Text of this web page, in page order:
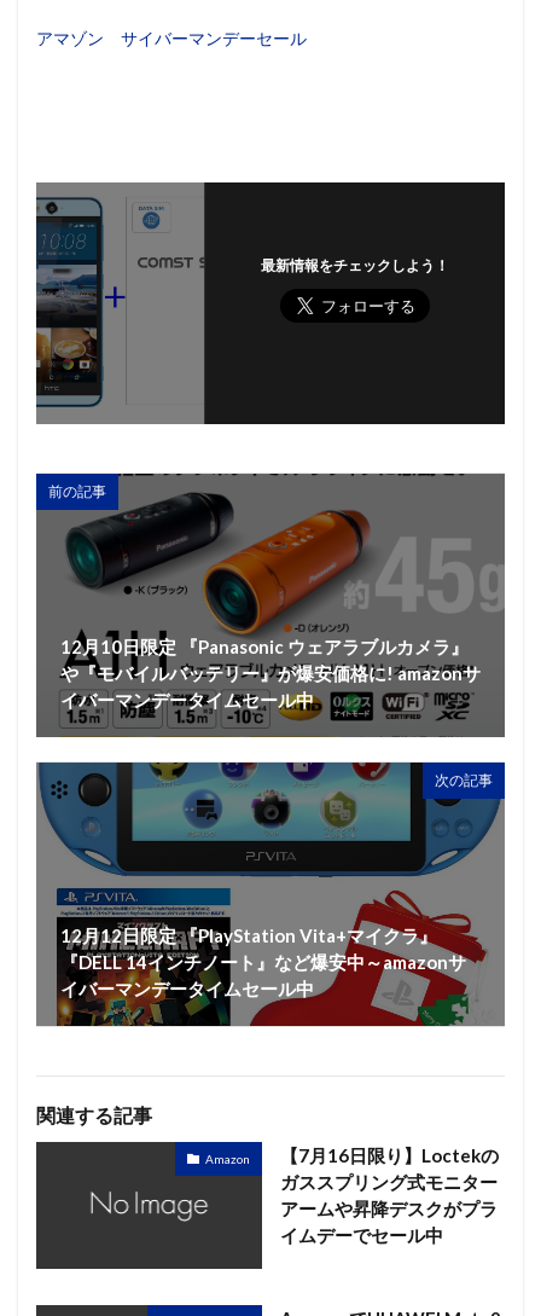
アマゾン サイバーマンデーセール
最新情報をチェックしよう！
前の記事
12月10日限定 『Panasonic ウェアラブルカメラ』
や『モバイルバッテリー』が爆安価格に! amazonサ
イバーマンデータイムセール中
次の記事
12月12日限定 『PlayStation Vita+マイクラ』
『DELL 14インチノート』など爆安中～amazonサ
イバーマンデータイムセール中
関連する記事
Amazon
【7月16日限り】Loctekの
ガススプリング式モニター
アームや昇降デスクがプラ
イムデーでセール中